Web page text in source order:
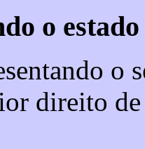
o
o
direito